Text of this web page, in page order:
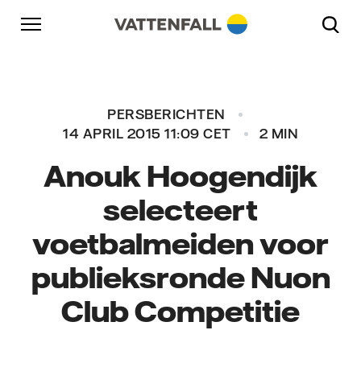
Naar content
Naar hoofdnavigatie
Ga naar footer
PERSBERICHTEN
14 APRIL 2015 11:09 CET
2 MIN
Anouk Hoogendijk
selecteert
voetbalmeiden voor
publieksronde Nuon
Club Competitie
Naar hoofdnavigatie